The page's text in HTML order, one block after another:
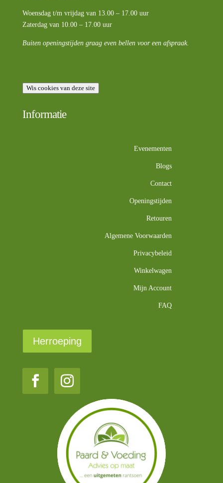
Woensdag t/m vrijdag van 13.00 – 17.00 uur
Zaterdag van 10.00 – 17.00 uur
Buiten openingstijden graag even bellen voor een afspraak.
Wis cookies van deze site
Informatie
Evenementen
Blogs
Contact
Openingstijden
Retouren
Algemene Voorwaarden
Privacybeleid
Winkelwagen
Mijn Account
FAQ
Herroeping